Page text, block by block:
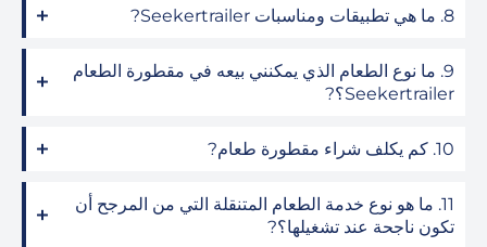
8. ما هي تطبيقات ومناسبات Seekertrailer?
9. ما نوع الطعام الذي يمكنني بيعه في مقطورة الطعام
Seekertrailer؟?
10. كم يكلف شراء مقطورة طعام?
11. ما هو نوع خدمة الطعام المتنقلة التي من المرجح أن
تكون ناجحة عند تشغيلها؟?